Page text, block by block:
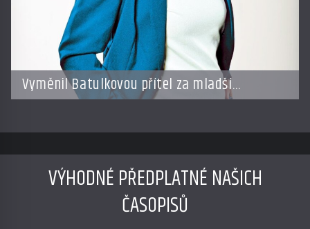
Vyměnil Batulkovou přítel za mladší
exemplář?
VÝHODNÉ PŘEDPLATNÉ NAŠICH
ČASOPISŮ